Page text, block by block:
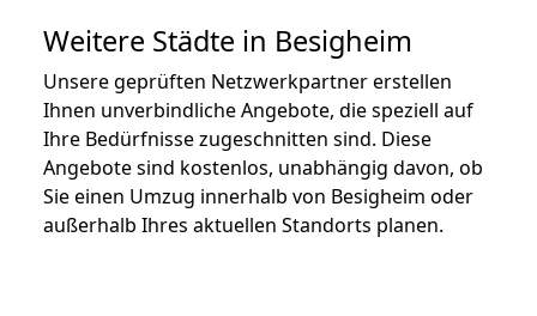
Weitere Städte in Besigheim
Unsere geprüften Netzwerkpartner erstellen
Ihnen unverbindliche Angebote, die speziell auf
Ihre Bedürfnisse zugeschnitten sind. Diese
Angebote sind kostenlos, unabhängig davon, ob
Sie einen Umzug innerhalb von Besigheim oder
außerhalb Ihres aktuellen Standorts planen.